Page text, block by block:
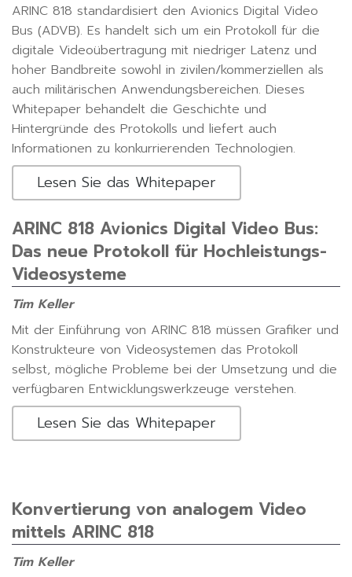
ARINC 818 standardisiert den Avionics Digital Video
Bus (ADVB). Es handelt sich um ein Protokoll für die
digitale Videoübertragung mit niedriger Latenz und
hoher Bandbreite sowohl in zivilen/kommerziellen als
auch militärischen Anwendungsbereichen. Dieses
Whitepaper behandelt die Geschichte und
Hintergründe des Protokolls und liefert auch
Informationen zu konkurrierenden Technologien.
Lesen Sie das Whitepaper
ARINC 818 Avionics Digital Video Bus:
Das neue Protokoll für Hochleistungs-
Videosysteme
Tim Keller
Mit der Einführung von ARINC 818 müssen Grafiker und
Konstrukteure von Videosystemen das Protokoll
selbst, mögliche Probleme bei der Umsetzung und die
verfügbaren Entwicklungswerkzeuge verstehen.
Lesen Sie das Whitepaper
Konvertierung von analogem Video
mittels ARINC 818
Tim Keller